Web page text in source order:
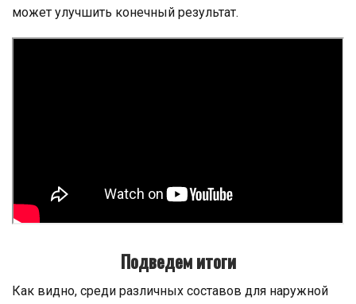
может улучшить конечный результат.
Подведем итоги
Как видно, среди различных составов для наружной